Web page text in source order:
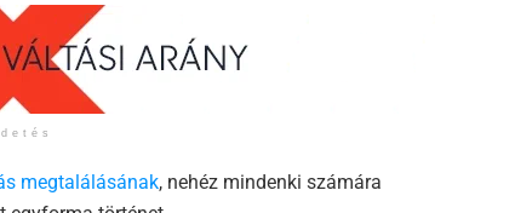
megtalálásának, nehéz mindenki számára